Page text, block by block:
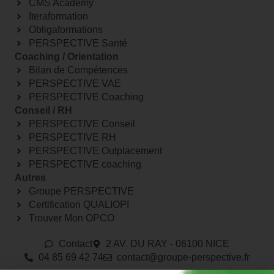
CMS Academy
Iteraformation
Obligaformations
PERSPECTIVE Santé
Coaching / Orientation
Bilan de Compétences
PERSPECTIVE VAE
PERSPECTIVE Coaching
Conseil / RH
PERSPECTIVE Conseil
PERSPECTIVE RH
PERSPECTIVE Outplacement
PERSPECTIVE coaching
Autres
Groupe PERSPECTIVE
Certification QUALIOPI
Trouver Mon OPCO
Contact
2 AV. DU RAY - 06100 NICE
04 85 69 42 74⁩
contact@groupe-perspective.fr